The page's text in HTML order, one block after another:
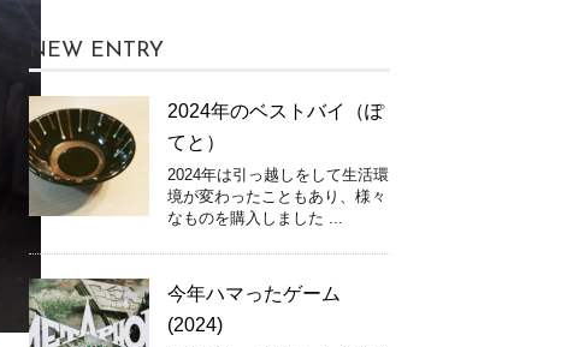
NEW ENTRY
2024年のベストバイ（ぽ
てと）
2024年は引っ越しをして生活環
境が変わったこともあり、様々
なものを購入しました ...
今年ハマったゲーム
(2024)